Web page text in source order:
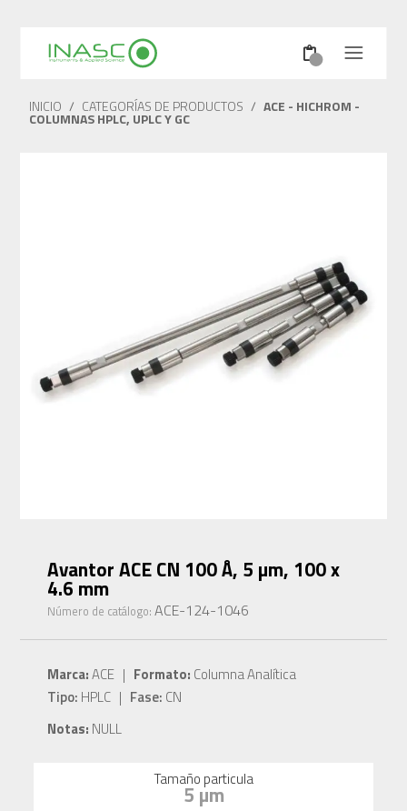
INICIO / CATEGORÍAS DE PRODUCTOS / ACE - HICHROM -
COLUMNAS HPLC, UPLC Y GC
Avantor ACE CN 100 Å, 5 µm, 100 x
4.6 mm
Número de catálogo:ACE-124-1046
Marca:ACE | Formato: Columna Analítica
Tipo: HPLC | Fase: CN
Notas: NULL
Tamaño particula
5 µm